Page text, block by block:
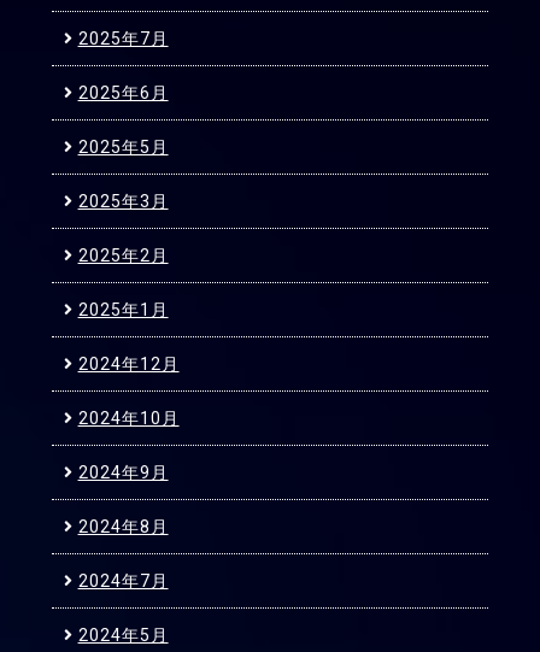
2025年7月
2025年6月
2025年5月
2025年3月
2025年2月
2025年1月
2024年12月
2024年10月
2024年9月
2024年8月
2024年7月
2024年5月